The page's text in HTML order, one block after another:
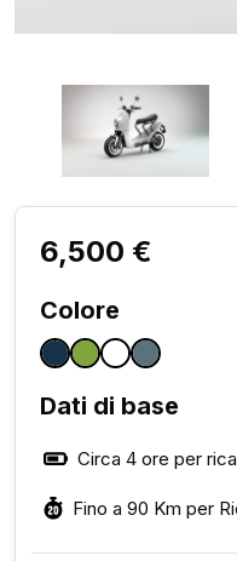
6,500 €
Colore
Dati di base
Circa 4 ore per
Fino a 90 Km per